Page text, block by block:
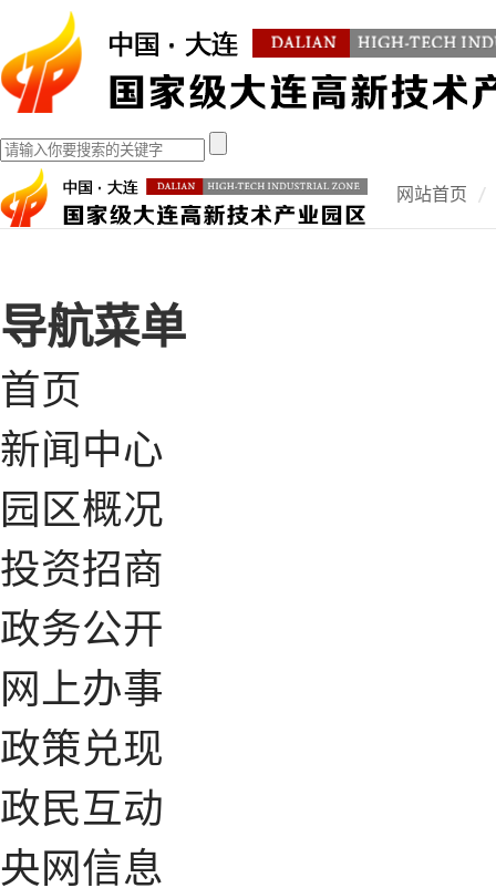
网站首页
导航菜单
首页
新闻中心
园区概况
投资招商
政务公开
网上办事
政策兑现
政民互动
央网信息